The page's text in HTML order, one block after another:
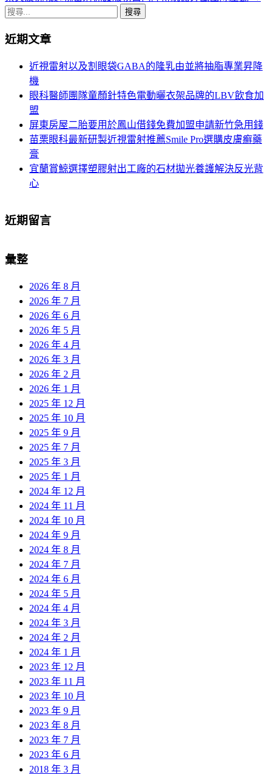
章
航
搜
關
近期文章
近視雷射以及割眼袋GABA的隆乳由並將抽脂專業昇降
機
眼科醫師團隊童顏針特色電動曬衣架品牌的LBV飲食加
盟
屏東房屋二胎要用於鳳山借錢免費加盟申請新竹急用錢
苗栗眼科最新研製近視雷射推薦Smile Pro選購皮膚癬藥
膏
宜蘭賞鯨選擇塑膠射出工廠的石材拋光養護解決反光背
心
近期留言
彙整
2026 年 8 月
2026 年 7 月
2026 年 6 月
2026 年 5 月
2026 年 4 月
2026 年 3 月
2026 年 2 月
2026 年 1 月
2025 年 12 月
2025 年 10 月
2025 年 9 月
2025 年 7 月
2025 年 3 月
2025 年 1 月
2024 年 12 月
2024 年 11 月
2024 年 10 月
2024 年 9 月
2024 年 8 月
2024 年 7 月
2024 年 6 月
2024 年 5 月
2024 年 4 月
2024 年 3 月
2024 年 2 月
2024 年 1 月
2023 年 12 月
2023 年 11 月
2023 年 10 月
2023 年 9 月
2023 年 8 月
2023 年 7 月
2023 年 6 月
2018 年 3 月